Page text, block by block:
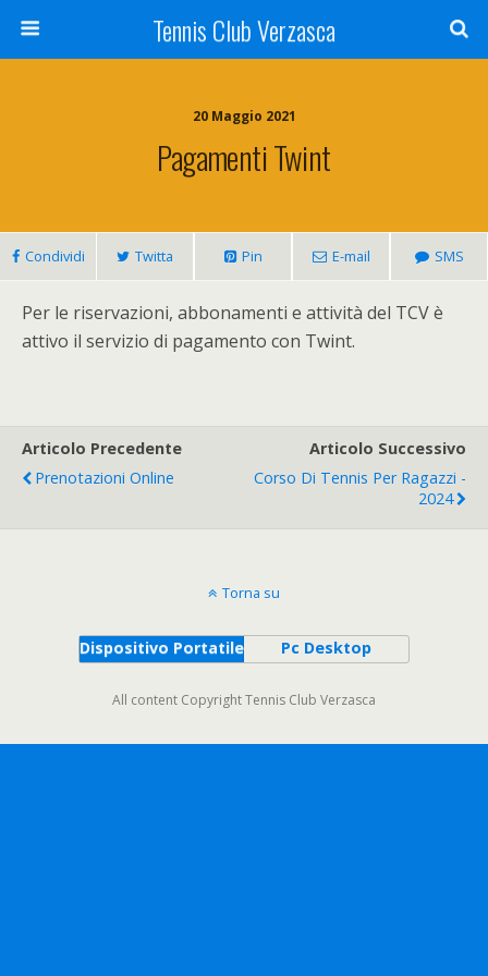
Tennis Club Verzasca
20 Maggio 2021
Pagamenti Twint
Condividi Twitta Pin E-mail SMS
Per le riservazioni, abbonamenti e attività del TCV è
attivo il servizio di pagamento con Twint.
Articolo Precedente
Prenotazioni Online
Articolo Successivo
Corso Di Tennis Per Ragazzi -
2024
Torna su
Dispositivo Portatile Pc Desktop
All content Copyright Tennis Club Verzasca